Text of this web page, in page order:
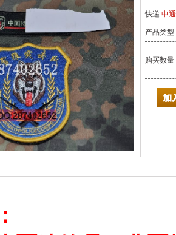
快递:申
产品类型
购买数量